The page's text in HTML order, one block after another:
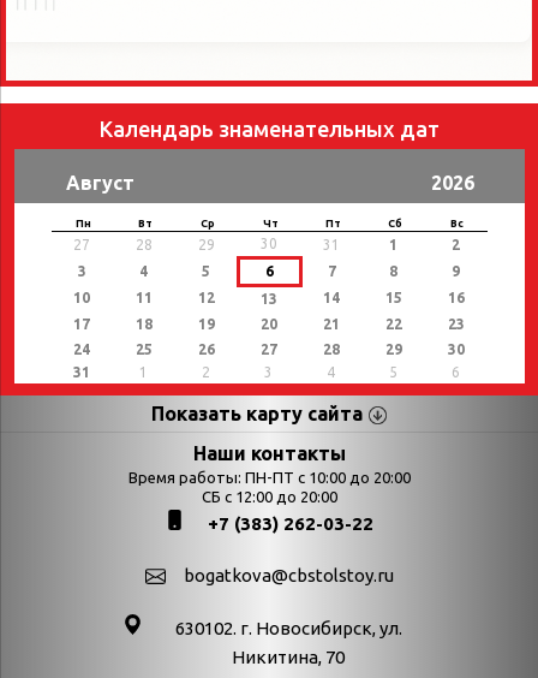
Календарь знаменательных дат
Август 2026
Пн Вт Ср Чт Пт Сб Вс
27 28 29 30 31 1
2
3
4 5 6 7 8
9
10
11 12 13 14 15
16
17
18 19 20 21 22
23
24
25 26 27 28 29
30
31
1 2 3 4 5 6
Показать карту сайта
Страницы Категории
Календарь
Выставки
День в истории
День в истории.
День в истории.
Наши контакты
Время работы: ПН-ПТ с 10:00 до 20:00
СБ с 12:00 до 20:00
+7 (383) 262-03-22
bogatkova@cbstolstoy.ru
630102. г. Новосибирск, ул.
Никитина, 70